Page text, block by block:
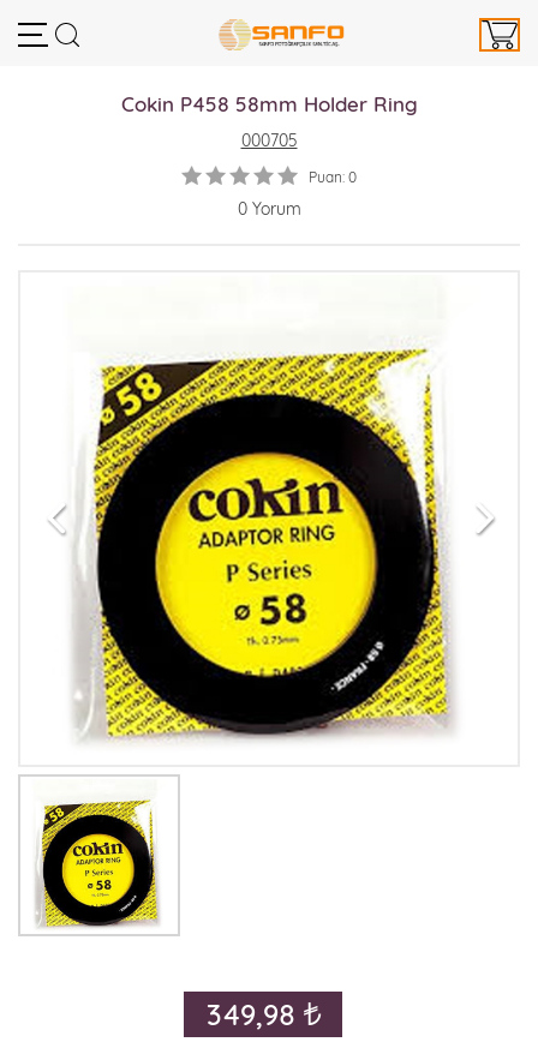
Cokin P458 58mm Holder Ring
000705
Puan: 0
0 Yorum
349,98